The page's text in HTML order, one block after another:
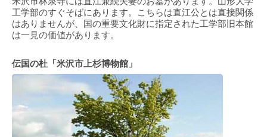
工学部のすぐそばにあります。こちらは直江公とは直接関係
はありませんが、国の重要文化財に指定された工学部旧本館
は一見の価値があります。
伝国の杜「米沢市上杉博物館」